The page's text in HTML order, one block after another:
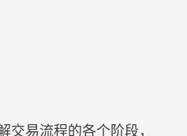
易流程的各个阶段，